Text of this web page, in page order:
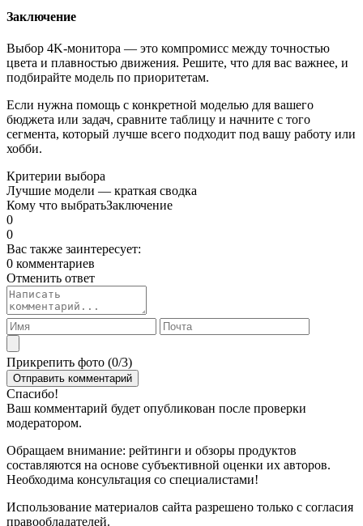
Заключение
Выбор 4K‑монитора — это компромисс между точностью
цвета и плавностью движения. Решите, что для вас важнее, и
подбирайте модель по приоритетам.
Если нужна помощь с конкретной моделью для вашего
бюджета или задач, сравните таблицу и начните с того
сегмента, который лучше всего подходит под вашу работу или
хобби.
Критерии выбора
Лучшие модели — краткая сводка
Кому что выбратьЗаключение
0
0
Вас также заинтересует:
0 комментариев
Отменить ответ
Прикрепить фото (0/3)
Спасибо!
Ваш комментарий будет опубликован после проверки
модератором.
Обращаем внимание: рейтинги и обзоры продуктов
составляются на основе субъективной оценки их авторов.
Необходима консультация со специалистами!
Использование материалов сайта разрешено только с согласия
правообладателей.